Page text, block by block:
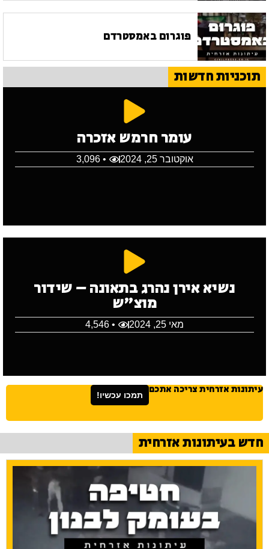
פוגרום באמסטרדם
תוכניות חדשות
עומר חרמש אזכרה
אוקטובר 25, 2024 • 3,096
נשיא אירן נהרג בתאונה – שידור
מוצ"ש
מאי 25, 2024 • 4,546
עיתונות אזרחית צריכה אתכם תמכו עכשיו!
חדש בעיתונות אזרחית